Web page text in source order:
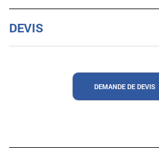
DEVIS
DEMANDE DE DEVIS